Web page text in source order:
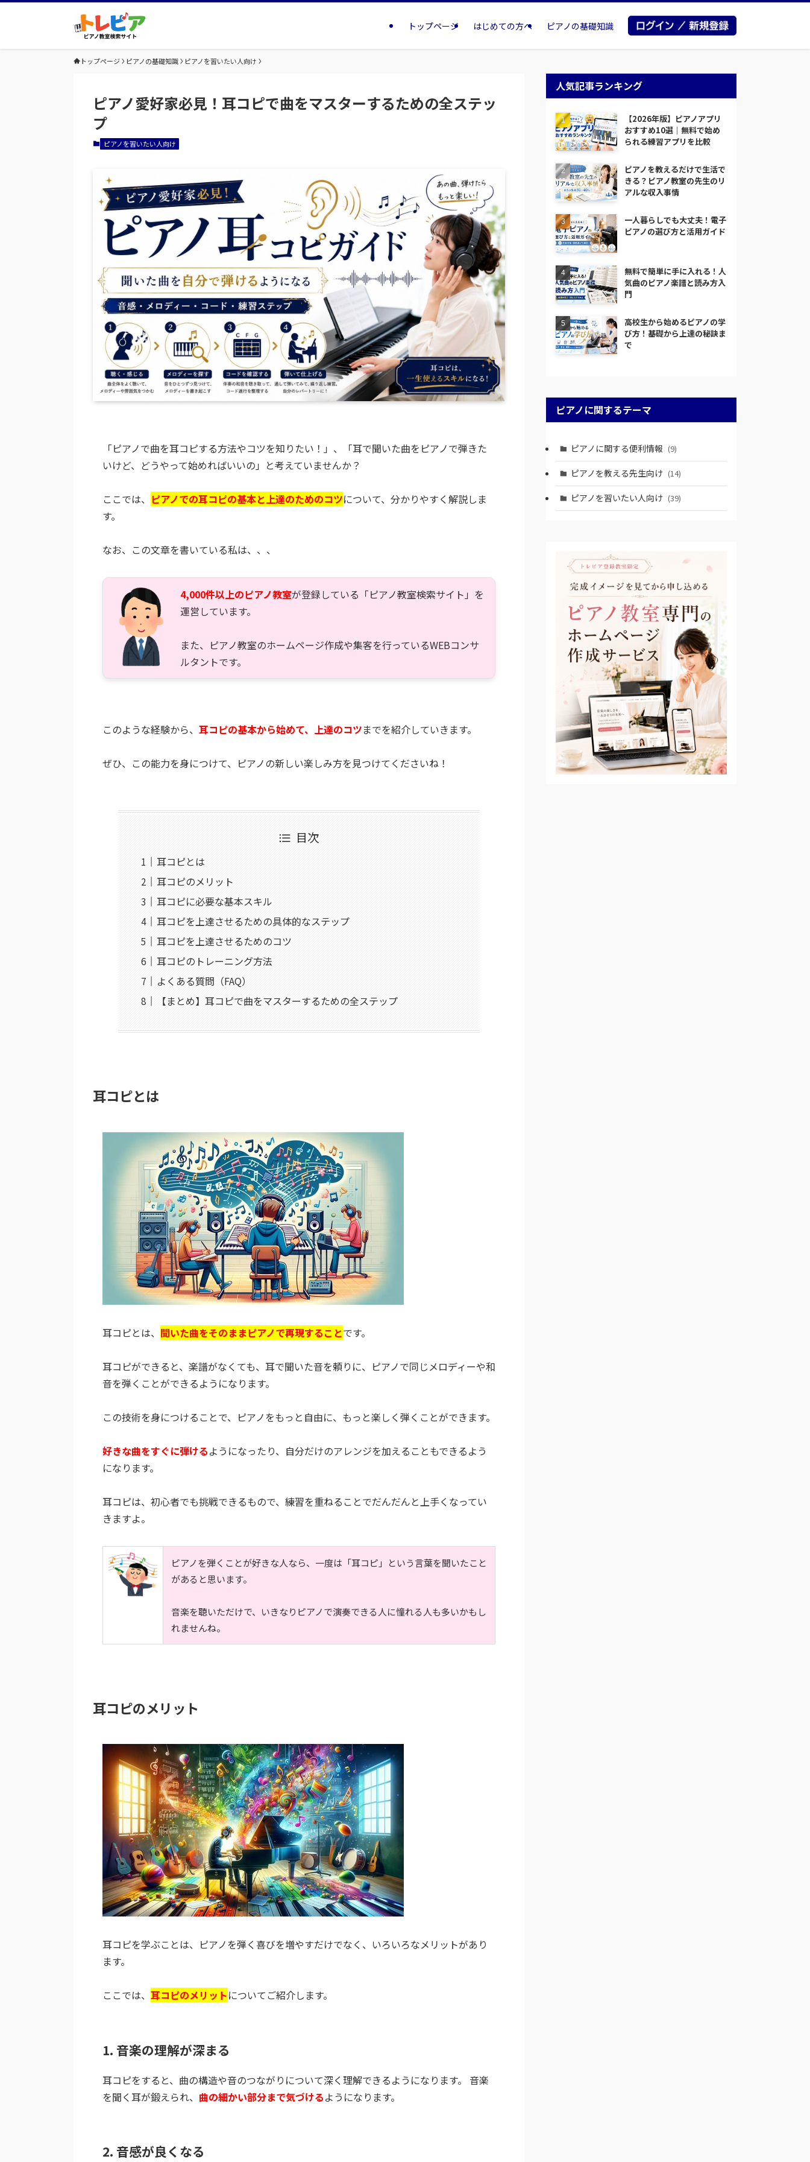
トップページ はじめての方へ ピアノの基礎知識
トップページ ピアノの基礎知識 ピアノを習いたい人向け
ピアノ愛好家必見！耳コピで曲をマスターするための全ステッ
プ
ピアノを習いたい人向け
「ピアノで曲を耳コピする方法やコツを知りたい！」、「耳で聞いた曲をピアノで弾きた
いけど、どうやって始めればいいの」と考えていませんか？
ここでは、 ピアノでの耳コピの基本と上達のためのコツについて、分かりやすく解説しま
す。
なお、この文章を書いている私は、、、
4,000件以上のピアノ教室が登録している「ピアノ教室検索サイト」を
運営しています。
また、ピアノ教室のホームページ作成や集客を行っているWEBコンサ
ルタントです。
このような経験から、 耳コピの基本から始めて、上達のコツまでを紹介していきます。
ぜひ、この能力を身につけて、ピアノの新しい楽しみ方を見つけてくださいね！
目次
耳コピとは
耳コピのメリット
耳コピに必要な基本スキル
耳コピを上達させるための具体的なステップ
耳コピを上達させるためのコツ
耳コピのトレーニング方法
よくある質問（FAQ）
【まとめ】耳コピで曲をマスターするための全ステップ
耳コピとは
耳コピとは、 聞いた曲をそのままピアノで再現することです。
耳コピができると、楽譜がなくても、耳で聞いた音を頼りに、ピアノで同じメロディーや和
音を弾くことができるようになります。
この技術を身につけることで、ピアノをもっと自由に、もっと楽しく弾くことができます。
好きな曲をすぐに弾けるようになったり、自分だけのアレンジを加えることもできるよう
になります。
耳コピは、初心者でも挑戦できるもので、練習を重ねることでだんだんと上手くなってい
きますよ。
ピアノを弾くことが好きな人なら、一度は「耳コピ」という言葉を聞いたこと
があると思います。
音楽を聴いただけで、いきなりピアノで演奏できる人に憧れる人も多いかもし
れませんね。
耳コピのメリット
耳コピを学ぶことは、ピアノを弾く喜びを増やすだけでなく、いろいろなメリットがあり
ます。
ここでは、 耳コピのメリットについてご紹介します。
1. 音楽の理解が深まる
耳コピをすると、曲の構造や音のつながりについて深く理解できるようになります。 音楽
を聞く耳が鍛えられ、 曲の細かい部分まで気づけるようになります。
2. 音感が良くなる
人気記事ランキング
【2026年版】ピアノアプリ
おすすめ10選｜無料で始め
られる練習アプリを比較
ピアノを教えるだけで生活で
きる？ピアノ教室の先生のリ
アルな収入事情
一人暮らしでも大丈夫！電子
ピアノの選び方と活用ガイド
無料で簡単に手に入れる！人
気曲のピアノ楽譜と読み方入
門
高校生から始めるピアノの学
び方！基礎から上達の秘訣ま
で
ピアノに関するテーマ
ピアノに関する便利情報 (9)
ピアノを教える先生向け (14)
ピアノを習いたい人向け (39)